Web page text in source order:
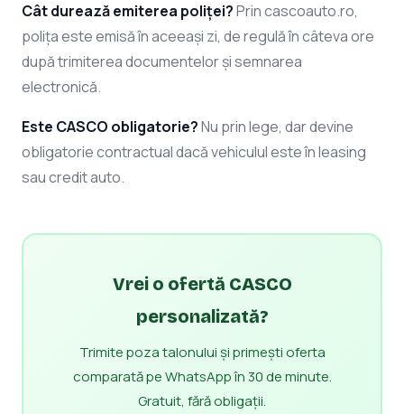
Cât durează emiterea poliței?Prin cascoauto.ro,
polița este emisă în aceeași zi, de regulă în câteva ore
după trimiterea documentelor și semnarea
electronică.
Este CASCO obligatorie?Nu prin lege, dar devine
obligatorie contractual dacă vehiculul este în leasing
sau credit auto.
Vrei o ofertă CASCO
personalizată?
Trimite poza talonului și primești oferta
comparată pe WhatsApp în 30 de minute.
Gratuit, fără obligații.